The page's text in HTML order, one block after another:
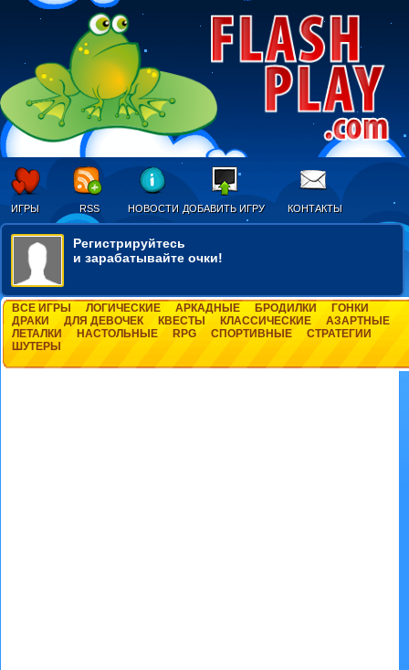
ИГРЫ RSS НОВОСТИ ДОБАВИТЬ ИГРУ КОНТАКТЫ
Регистрируйтесь
и зарабатывайте очки!
ВСЕ ИГРЫ ЛОГИЧЕСКИЕ АРКАДНЫЕ БРОДИЛКИ
ГОНКИ
ДРАКИ
ДЛЯ ДЕВОЧЕК КВЕСТЫ КЛАССИЧЕСКИЕ
АЗАРТНЫЕ
ЛЕТАЛКИ
НАСТОЛЬНЫЕ RPG СПОРТИВНЫЕ
СТРАТЕГИИ
ШУТЕРЫ